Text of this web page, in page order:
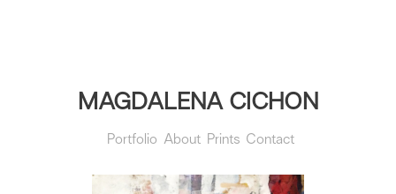
MAGDALENA CICHON
Portfolio About Prints Contact